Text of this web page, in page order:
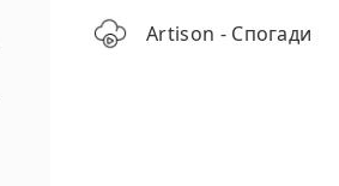
Artison - Спогади